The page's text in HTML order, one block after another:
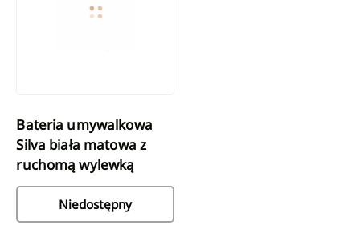
Bateria umywalkowa
Silva biała matowa z
ruchomą wylewką
Niedostępny